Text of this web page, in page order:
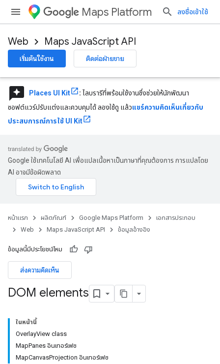
Maps Platform ลงชื่อเข้าใช้
Web Maps JavaScript API
เริ่มต้นใช้งาน ติดต่อฝ่ายขาย
reviews Places UI Kit : ไลบรารีที่พร้อมใช้งานซึ่งช่วยให้นักพัฒนา
ซอฟต์แวร์ปรับแต่งและควบคุมได้ ลองใช้ดู แล้วแชร์ความคิดเห็นเกี่ยวกับ
ประสบการณ์การใช้ UI Kit
Google ใช้เทคโนโลยี AI เพื่อแปลเนื้อหาเป็นภาษาที่คุณต้องการ การแปลโดย
AI อาจมีข้อผิดพลาด
หน้าแรก ผลิตภัณฑ์ Google Maps Platform
เอกสารประกอบ
Web
Maps JavaScript API ข้อมูลอ้างอิง
ข้อมูลนี้มีประโยชน์ไหม
ส่งความคิดเห็น
DOM elements
ในหน้านี้
OverlayView class
MapPanes อินเทอร์เฟซ
MapCanvasProjection อินเทอร์เฟซ